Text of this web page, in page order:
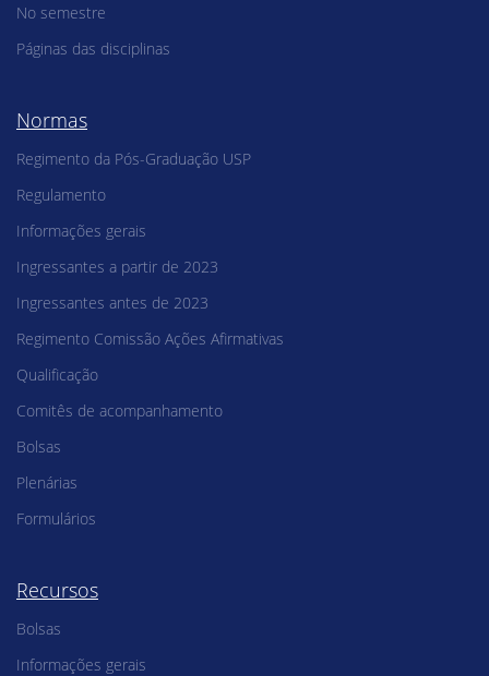
No semestre
Páginas das disciplinas
Normas
Regimento da Pós-Graduação USP
Regulamento
Informações gerais
Ingressantes a partir de 2023
Ingressantes antes de 2023
Regimento Comissão Ações Afirmativas
Qualificação
Comitês de acompanhamento
Bolsas
Plenárias
Formulários
Recursos
Bolsas
Informações gerais